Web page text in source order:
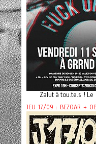
Zalut à tou.te.s ! Le
JEU 17/09 : BEZOAR +